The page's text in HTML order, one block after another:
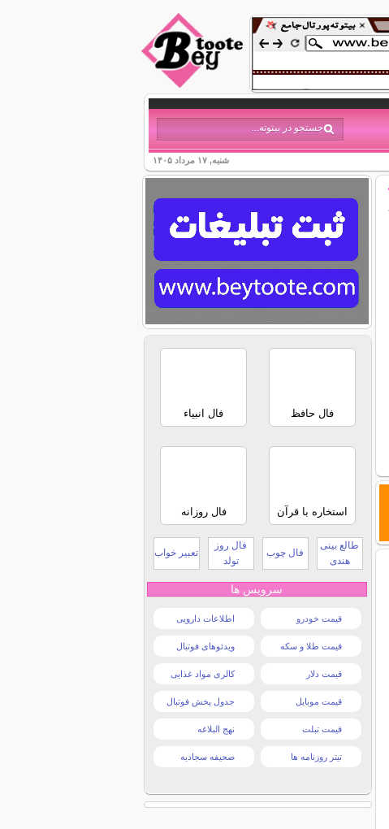
شنبه, ۱۷ مرداد ۱۴۰۵
فال حافظ فال انبیاء
استخاره با قرآن فال روزانه
طالع بینی
هندی
فال چوب
فال روز
تولد
تعبیر خواب
سرویس ها
قیمت خودرو اطلاعات دارویی
قیمت طلا و سکه ویدئوهای فوتبال
قیمت دلار کالری مواد غذایی
قیمت موبایل جدول پخش فوتبال
قیمت تبلت نهج البلاغه
تیتر روزنامه ها صحیفه سجادیه